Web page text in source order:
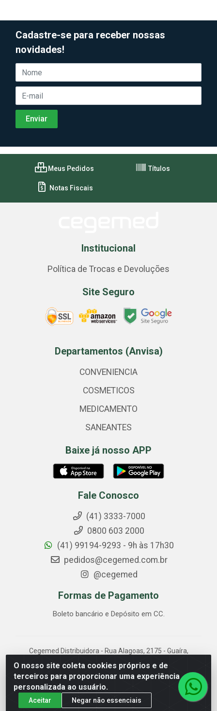
O nosso site coleta cookies próprios e de
terceiros para proporcionar uma experiência
personalizada ao usuário.
Aceitar Negar não essenciais
Cadastre-se para receber nossas
novidades!
Meus Pedidos Títulos
Notas Fiscais
Institucional
Política de Trocas e Devoluções
Site Seguro
Departamentos (Anvisa)
CONVENIENCIA
COSMETICOS
MEDICAMENTO
SANEANTES
Baixe já nosso APP
Fale Conosco
(41) 3333-7000
0800 603 2000
(41) 99194-9293 - 9h às 17h30
pedidos@cegemed.com.br
@cegemed
Formas de Pagamento
Boleto bancário e Depósito em CC.
Cegemed Distribuidora - Rua Alagoas, 2175 - Guaíra,
Curitiba/PR - CEP 80.630-050 - CNPJ 85.017.994/0001-